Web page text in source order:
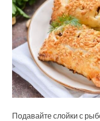
Подавайте слойки с